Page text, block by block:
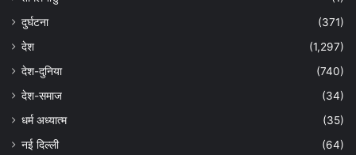
दुर्घटना
(371)
देश
(1,297)
देश-दुनिया
(740)
देश-समाज
(34)
धर्म अध्यात्म
(35)
नई दिल्ली
(64)